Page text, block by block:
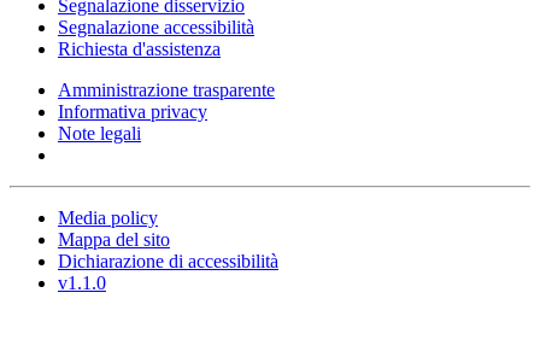
Segnalazione disservizio
Segnalazione accessibilità
Richiesta d'assistenza
Amministrazione trasparente
Informativa privacy
Note legali
Media policy
Mappa del sito
Dichiarazione di accessibilità
v1.1.0